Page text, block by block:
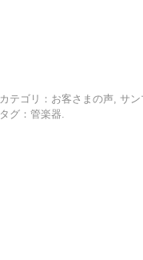
カテゴリ： お客さまの声,サン
タグ：管楽器.